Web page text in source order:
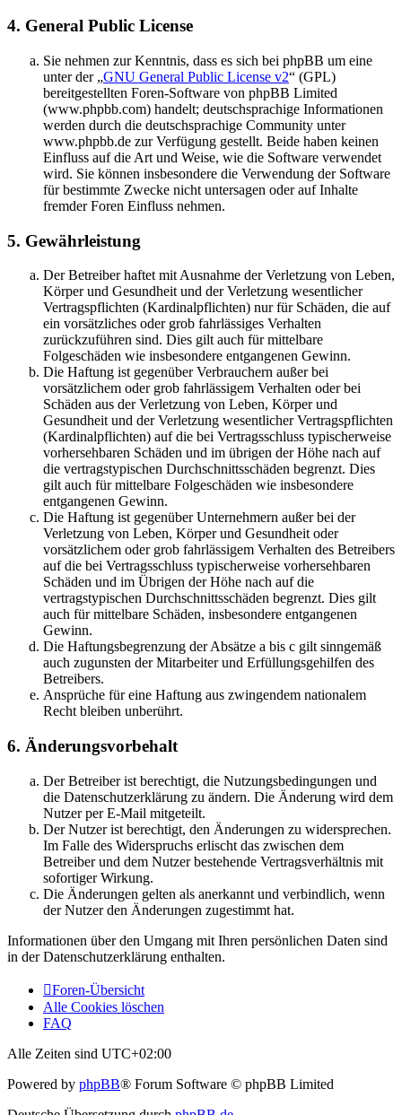
4. General Public License
Sie nehmen zur Kenntnis, dass es sich bei phpBB um eine
unter der „GNU General Public License v2“ (GPL)
bereitgestellten Foren-Software von phpBB Limited
(www.phpbb.com) handelt; deutschsprachige Informationen
werden durch die deutschsprachige Community unter
www.phpbb.de zur Verfügung gestellt. Beide haben keinen
Einfluss auf die Art und Weise, wie die Software verwendet
wird. Sie können insbesondere die Verwendung der Software
für bestimmte Zwecke nicht untersagen oder auf Inhalte
fremder Foren Einfluss nehmen.
5. Gewährleistung
Der Betreiber haftet mit Ausnahme der Verletzung von Leben,
Körper und Gesundheit und der Verletzung wesentlicher
Vertragspflichten (Kardinalpflichten) nur für Schäden, die auf
ein vorsätzliches oder grob fahrlässiges Verhalten
zurückzuführen sind. Dies gilt auch für mittelbare
Folgeschäden wie insbesondere entgangenen Gewinn.
Die Haftung ist gegenüber Verbrauchern außer bei
vorsätzlichem oder grob fahrlässigem Verhalten oder bei
Schäden aus der Verletzung von Leben, Körper und
Gesundheit und der Verletzung wesentlicher Vertragspflichten
(Kardinalpflichten) auf die bei Vertragsschluss typischerweise
vorhersehbaren Schäden und im übrigen der Höhe nach auf
die vertragstypischen Durchschnittsschäden begrenzt. Dies
gilt auch für mittelbare Folgeschäden wie insbesondere
entgangenen Gewinn.
Die Haftung ist gegenüber Unternehmern außer bei der
Verletzung von Leben, Körper und Gesundheit oder
vorsätzlichem oder grob fahrlässigem Verhalten des Betreibers
auf die bei Vertragsschluss typischerweise vorhersehbaren
Schäden und im Übrigen der Höhe nach auf die
vertragstypischen Durchschnittsschäden begrenzt. Dies gilt
auch für mittelbare Schäden, insbesondere entgangenen
Gewinn.
Die Haftungsbegrenzung der Absätze a bis c gilt sinngemäß
auch zugunsten der Mitarbeiter und Erfüllungsgehilfen des
Betreibers.
Ansprüche für eine Haftung aus zwingendem nationalem
Recht bleiben unberührt.
6. Änderungsvorbehalt
Der Betreiber ist berechtigt, die Nutzungsbedingungen und
die Datenschutzerklärung zu ändern. Die Änderung wird dem
Nutzer per E-Mail mitgeteilt.
Der Nutzer ist berechtigt, den Änderungen zu widersprechen.
Im Falle des Widerspruchs erlischt das zwischen dem
Betreiber und dem Nutzer bestehende Vertragsverhältnis mit
sofortiger Wirkung.
Die Änderungen gelten als anerkannt und verbindlich, wenn
der Nutzer den Änderungen zugestimmt hat.
Informationen über den Umgang mit Ihren persönlichen Daten sind
in der Datenschutzerklärung enthalten.
Foren-Übersicht
Alle Cookies löschen
FAQ
Alle Zeiten sind UTC+02:00
Powered by phpBB® Forum Software © phpBB Limited